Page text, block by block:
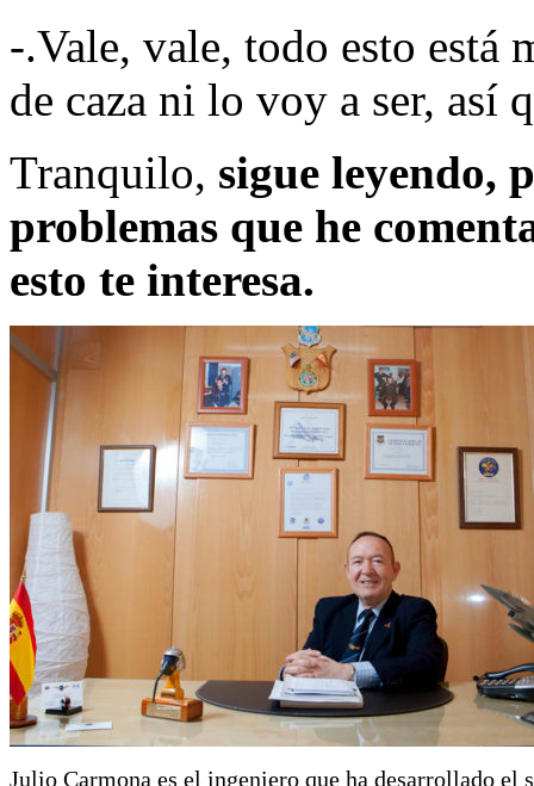
-.Vale, vale, todo esto
de caza ni lo voy a ser, así
Tranquilo, sigue leyendo,
problemas que he
esto te interesa.
Julio Carmona es el ingeniero que ha desarrollado el